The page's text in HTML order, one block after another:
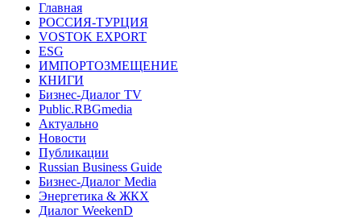
Главная
РОССИЯ-ТУРЦИЯ
VOSTOK EXPORT
ESG
ИМПОРТОЗМЕЩЕНИЕ
КНИГИ
Бизнес-Диалог TV
Public.RBGmedia
Актуально
Новости
Публикации
Russian Business Guide
Бизнес-Диалог Media
Энергетика & ЖКХ
Диалог WeekenD